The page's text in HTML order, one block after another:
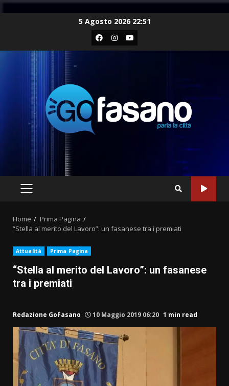
5 Agosto 2026 22:51
Facebook
Instagram
Youtube
PRIMARY
Home
Prima Pagina
“Stella al merito del Lavoro”: un fasanese tra i premiati
Attualità Prima Pagina
“Stella al merito del Lavoro”: un fasanese
tra i premiati
Redazione GoFasano 10 Maggio 2019 06:20 1 min read